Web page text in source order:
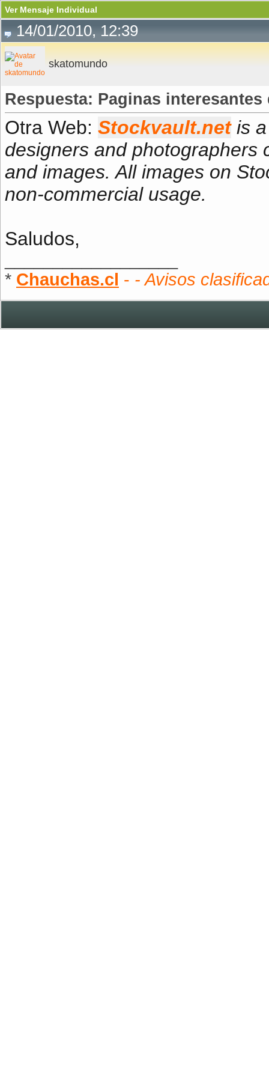
Ver Mensaje Individual
14/01/2010, 12:39
skatomundo
Respuesta: Paginas interesantes
Otra Web: Stockvault.netis a
designers and photographers
and images. All images on
non-commercial usage.
Saludos,
* Chauchas.cl - - Avisos